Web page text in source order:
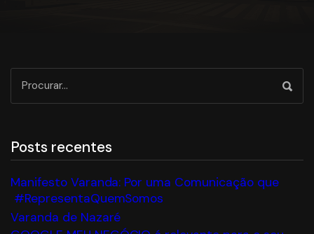
Posts recentes
Manifesto Varanda: Por uma Comunicação que
#RepresentaQuemSomos
Varanda de Nazaré